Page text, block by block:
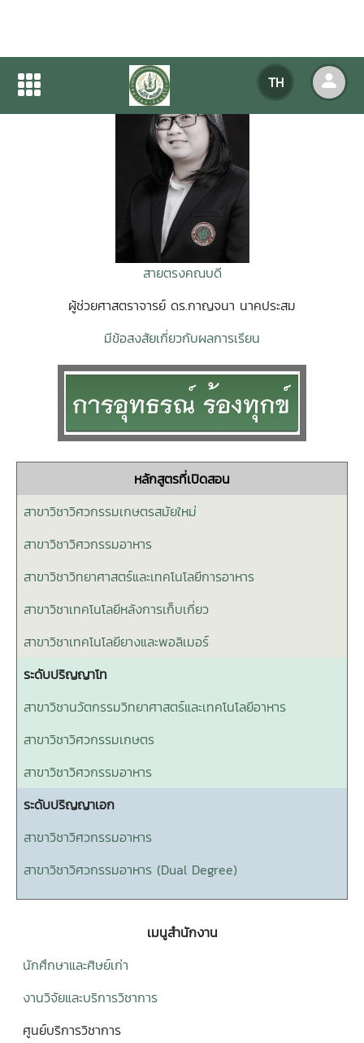
TH
สายตรงคณบดี
ผู้ช่วยศาสตราจารย์ ดร.กาญจนา นาคประสม
มีข้อสงสัยเกี่ยวกับผลการเรียน
หลักสูตรที่เปิดสอน
สาขาวิชาวิศวกรรมเกษตรสมัยใหม่
สาขาวิชาวิศวกรรมอาหาร
สาขาวิชาวิทยาศาสตร์และเทคโนโลยีการอาหาร
สาขาวิชาเทคโนโลยีหลังการเก็บเกี่ยว
สาขาวิชาเทคโนโลยียางและพอลิเมอร์
ระดับปริญญาโท
สาขาวิชานวัตกรรมวิทยาศาสตร์และเทคโนโลยีอาหาร
สาขาวิชาวิศวกรรมเกษตร
สาขาวิชาวิศวกรรมอาหาร
ระดับปริญญาเอก
สาขาวิชาวิศวกรรมอาหาร
สาขาวิชาวิศวกรรมอาหาร (Dual Degree)
เมนูสำนักงาน
นักศึกษาและศิษย์เก่า
งานวิจัยและบริการวิชาการ
ศูนย์บริการวิชาการ